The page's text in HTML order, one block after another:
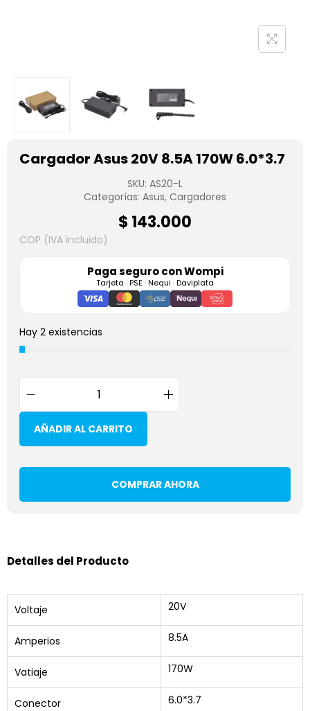
Cargador Asus 20V 8.5A 170W 6.0*3.7
SKU: AS20-L
Categorías: Asus, Cargadores
$ 143.000
COP (IVA incluido)
Paga seguro conWompi
Tarjeta · PSE · Nequi · Daviplata
Hay 2 existencias
AÑADIR AL CARRITO
COMPRAR AHORA
Detalles del Producto
Voltaje 20V
Amperios 8.5A
Vatiaje 170W
Conector 6.0*3.7